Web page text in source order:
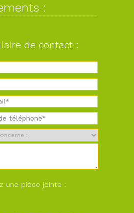
:
de contact :
une pièce jointe :